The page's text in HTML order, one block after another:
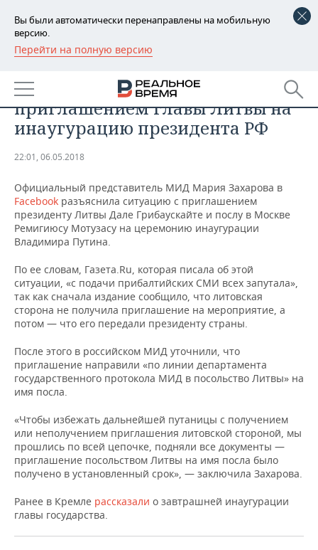
Вы были автоматически перенаправлены на мобильную
версию.
Перейти на полную версию
РЕГИОНЫ
БАШКОРТОСТАН
ТАТАРСТАН
НОВОСТИ
АНАЛИТИКА
ДЕКЛАРАЦИИ О ДОХОДАХ
КОРОЛИ ГОСЗАКАЗА ПФО
ВУЗЫ ТАТАРСТАНА
КОМУ ПРИНАДЛЕЖАТ
ТОРГОВЫЕ ЦЕНТРЫ
ТАТАРСТАНА
НОВОСТИ ЭКОНОМИКИ
ФИНАНСЫ
БАНКИ
БЮДЖЕТ
ИНВЕСТИЦИИ
ПРОМЫШЛЕННОСТЬ
НОВОСТИ
ПРОМЫШЛЕННОСТИ
МАШИНОСТРОЕНИЕ
НЕФТЕХИМИЯ
НЕФТЬ
ОПК
ЭНЕРГЕТИКА
НЕДВИЖИМОСТЬ
НОВОСТИ НЕДВИЖИМОСТИ
АВТО
НОВОСТИ АВТО
БИЗНЕС
НОВОСТИ БИЗНЕСА
РОЗНИЧНАЯ ТОРГОВЛЯ
ТРАНСПОРТ
ТЕХНОЛОГИИ
НОВОСТИ ТЕХНОЛОГИЙ
IT
ТЕЛЕКОММУНИКАЦИИ
МЕРОПРИЯТИЯ
НОВОСТИ МЕРОПРИЯТИЙ
БИЗНЕС-БРАНЧИ
ONLINE-КОНФЕРЕНЦИИ
ОТКРЫТАЯ ЛЕКЦИЯ
СПОРТ
ФУТБОЛ
ХОККЕЙ
БАСКЕТБОЛ
НОВОСТИ ОБЩЕСТВА
ВЛАСТЬ
ИНФРАСТРУКТУРА
ФОТОГАЛЕРЕЯ
СЮЖЕТЫ
СПРАВОЧНИК
В МИД РФ объяснили ситуацию с
приглашением главы Литвы на
инаугурацию президента РФ
22:01, 06.05.2018
Официальный представитель МИД Мария Захарова в
Facebook разъяснила ситуацию с приглашением
президенту Литвы Дале Грибаускайте и послу в Москве
Ремигиюсу Мотузасу на церемонию инаугурации
Владимира Путина.
По ее словам, Газета.Ru, которая писала об этой
ситуации, «с подачи прибалтийских СМИ всех запутала»,
так как сначала издание сообщило, что литовская
сторона не получила приглашение на мероприятие, а
потом — что его передали президенту страны.
После этого в российском МИД уточнили, что
приглашение направили «по линии департамента
государственного протокола МИД в посольство Литвы» на
имя посла.
«Чтобы избежать дальнейшей путаницы с получением
или неполучением приглашения литовской стороной, мы
прошлись по всей цепочке, подняли все документы —
приглашение посольством Литвы на имя посла было
получено в установленный срок», — заключила Захарова.
Ранее в Кремле рассказали о завтрашней инаугурации
главы государства.